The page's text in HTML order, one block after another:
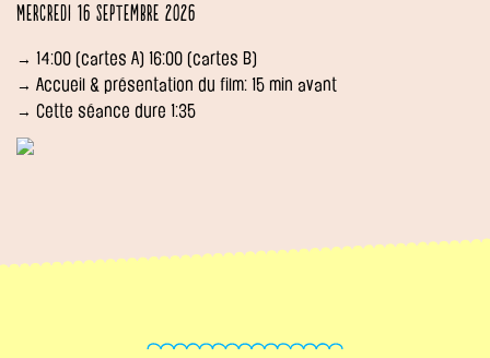
Mercredi 16 septembre 2026
→ 14:00 (cartes A) 16:00 (cartes B)
→ Accueil & présentation du film: 15 min avant
→ Cette séance dure 1:35